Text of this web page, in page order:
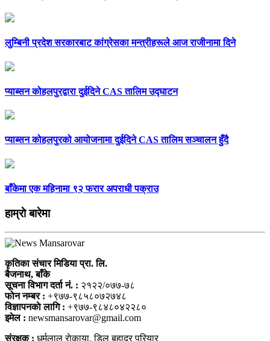
लुम्बिनी प्रदेश सरकारबाट कांग्रेसका मन्त्रीहरूले आज राजीनामा दिने
प्याब्सन कोहलपुरद्वारा दुईदिने CAS तालिम उद्घाटन
प्याब्सन कोहलपुरको आयोजनामा दुईदिने CAS तालिम सञ्चालन हुँदै
बाँकेमा एक महिनामा ९२ फरार अपराधी पक्राउ
हाम्राे बारेमा
कृतिका संचार मिडिया प्रा. लि.
बैजनाथ, बाँके
सूचना विभाग दर्ता नं. : २१२२/०७७-७८
फोन नम्बर : +९७७-९८५८०७२७४८
विज्ञापनकाे लागि : +९७७-९८४८०४२२८०
इमेल : newsmansarovar@gmail.com
संरक्षक : धर्मलाल राेकाया, डिल बहादुर परियार